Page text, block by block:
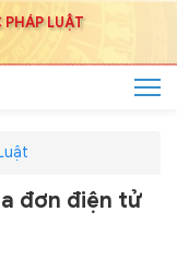
LUẬT
đơn điện tử